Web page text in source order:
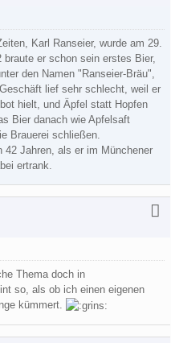
Karl Ranseier, wurde am 29.
er schon sein erstes Bier,
den Namen "Ranseier-Bräu",
lief sehr schlecht, weil er
hielt, und Äpfel statt Hopfen
Bier danach wie Apfelsaft
Brauerei schließen.
42 Jahren, als er im Münchener
ertrank.
Thema doch in
so, als ob ich einen eigenen
kümmert.